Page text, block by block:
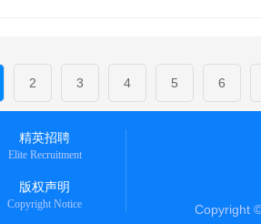
2 3 4 5 6
精英招聘
Elite Recruitment
版权声明
Copyright Notice Copyright